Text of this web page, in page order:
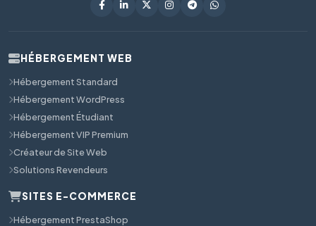
HÉBERGEMENT WEB
Hébergement Standard
Hébergement WordPress
Hébergement Étudiant
Hébergement VIP Premium
Créateur de Site Web
Solutions Revendeurs
SITES E-COMMERCE
Hébergement PrestaShop